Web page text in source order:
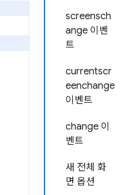
screensch
ange 이벤
트
currentscr
eenchange
이벤트
change 이
벤트
새 전체 화
면 옵션